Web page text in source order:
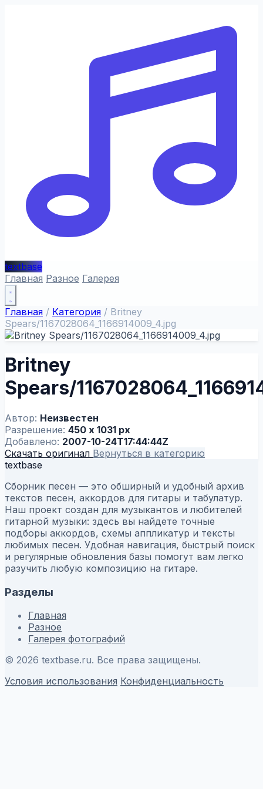
textbase
Главная Разное Галерея
Главная / Категория / Britney
Spears/1167028064_1166914009_4.jpg
Britney
Spears/
Автор: Неизвестен
Разрешение: 450 x 1031 px
Добавлено: 2007-10-24T17:44:44Z
Скачать оригинал Вернуться в категорию
textbase
Сборник песен — это обширный и удобный архив
текстов песен, аккордов для гитары и табулатур.
Наш проект создан для музыкантов и любителей
гитарной музыки: здесь вы найдете точные
подборы аккордов, схемы аппликатур и тексты
любимых песен. Удобная навигация, быстрый поиск
и регулярные обновления базы помогут вам легко
разучить любую композицию на гитаре.
Разделы
Главная
Разное
Галерея фотографий
© 2026 textbase.ru. Все права защищены.
Условия использования Конфиденциальность